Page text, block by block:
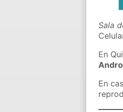
Sala
En
En